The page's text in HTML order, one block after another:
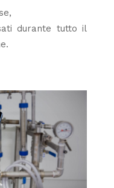
durante tutto il